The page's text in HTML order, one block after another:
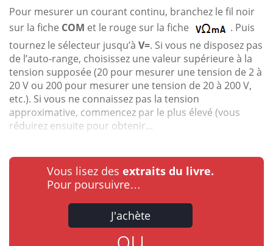
Pour mesurer un courant continu, branchez le fil noir
sur la fiche COM et le rouge sur la fiche
. Puis
tournez le sélecteur jusqu’à V=. Si vous ne disposez pas
de l’auto-range, choisissez une valeur supérieure à la
tension supposée (20 pour mesurer une tension de 2 à
20 V ou 200 pour mesurer une tension de 20 à 200 V,
etc.). Si vous ne connaissez pas la tension
approximative, commencez par le plus élevé (vous
réduirez ensuite pour obtenir...
Vous lisez des extraits du livre.
Pour poursuivre…
J'achète